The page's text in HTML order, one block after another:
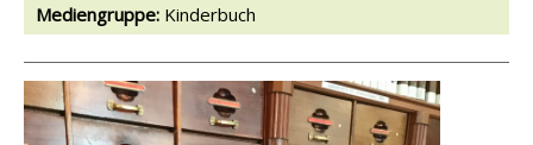
Mediengruppe: Kinderbuch